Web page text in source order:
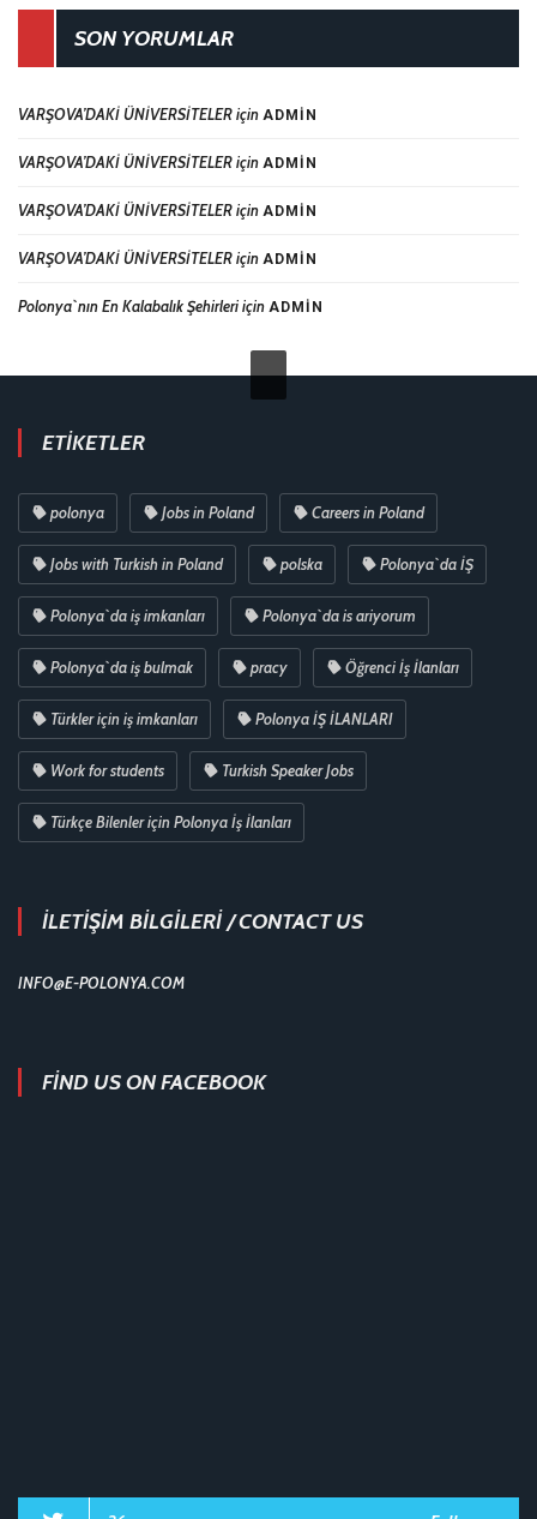
SON YORUMLAR
VARŞOVA’DAKİ ÜNİVERSİTELERiçin ADMIN
VARŞOVA’DAKİ ÜNİVERSİTELERiçin ADMIN
VARŞOVA’DAKİ ÜNİVERSİTELERiçin ADMIN
VARŞOVA’DAKİ ÜNİVERSİTELERiçin ADMIN
Polonya`nın En Kalabalık Şehirleriiçin ADMIN
ETIKETLER
polonya Jobs in Poland Careers in Poland
Jobs with Turkish in Poland polska Polonya`da İŞ
Polonya`da iş imkanları Polonya`da is ariyorum
Polonya`da iş bulmak pracy Öğrenci İş İlanları
Türkler için iş imkanları Polonya İŞ İLANLARI
Work for students Turkish Speaker Jobs
Türkçe Bilenler için Polonya İş İlanları
İLETİŞİM BİLGİLERİ / CONTACT US
INFO@E-POLONYA.COM
FIND US ON FACEBOOK